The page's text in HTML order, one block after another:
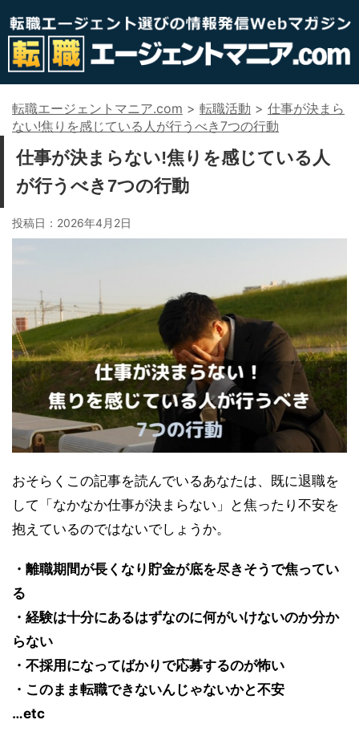
転職エージェントマニア.com > 転職活動 > 仕事が決まら
ない!焦りを感じている人が行うべき7つの行動
仕事が決まらない!焦りを感じている人
が行うべき7つの行動
投稿日： 2026年4月2日
おそらくこの記事を読んでいるあなたは、既に退職を
して「なかなか仕事が決まらない」と焦ったり不安を
抱えているのではないでしょうか。
・離職期間が長くなり貯金が底を尽きそうで焦ってい
る
・経験は十分にあるはずなのに何がいけないのか分か
らない
・不採用になってばかりで応募するのが怖い
・このまま転職できないんじゃないかと不安
…etc